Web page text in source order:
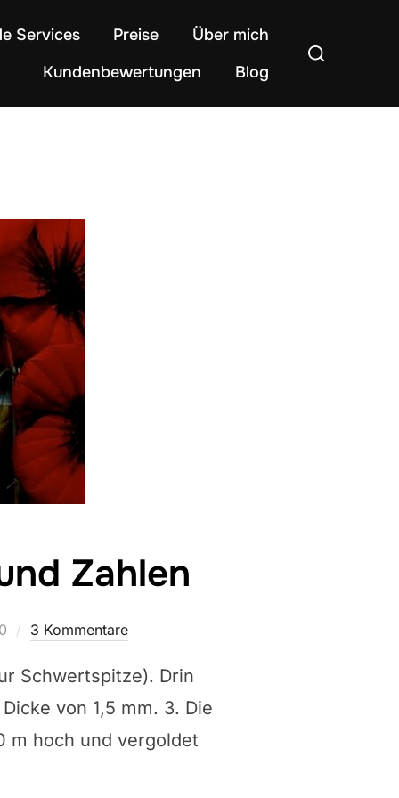
Services Preise
Über mich
Kundenbewertungen
Blog
Suchen
Zahlen
3 Kommentare
Schwertspitze). Drin
von 1,5 mm. 3. Die
m hoch und vergoldet